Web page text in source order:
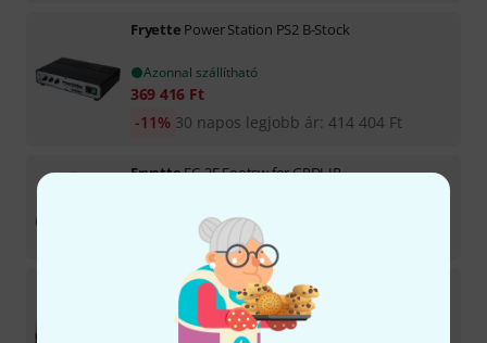
Fryette Power Station PS2 B-Stock
Azonnal szállítható
369 416 Ft
30 napos legjobb ár: 414 404 Ft
-11%
FryetteFC-3E Footsw for GPDI-IR
Azonnal szállítható
Ft
FryetteValvulator Mini Buffer
8–10 héten belül szállítható